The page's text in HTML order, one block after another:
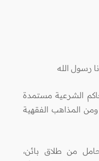
رسول الله
الشرعية مستمدة
المذاهب الفقهية
من طلاق بائن،